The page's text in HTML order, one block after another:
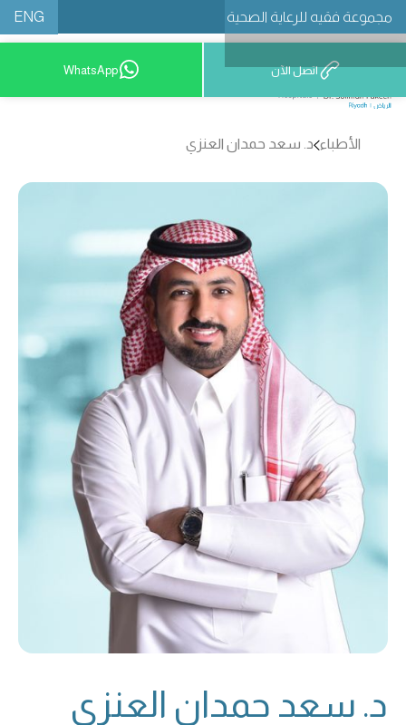
مجموعة فقيه للرعاية الصحية ENG
8001209999
اتصل الآن WhatsApp
الأطباء د. سعد حمدان العنزي
د. سعد حمدان العنزي